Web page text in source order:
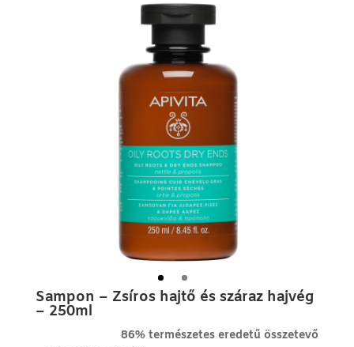
Sampon – Zsíros hajtő és száraz hajvég
– 250ml
86% természetes eredetű összetevő